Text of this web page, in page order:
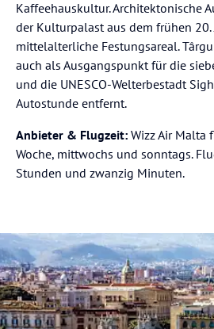
Kaffeehauskultur. Architektonische
der Kulturpalast aus dem frühen
mittelalterliche Festungsareal.
auch als Ausgangspunkt für die
und die UNESCO-Welterbestadt
Autostunde entfernt.
Anbieter & Flugzeit: Wizz Air Malta
Woche, mittwochs und sonntags.
Stunden und zwanzig Minuten.